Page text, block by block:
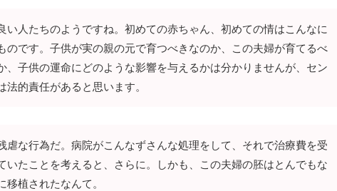
い人たちのようですね。初めての赤ちゃん、初めての情はこんなに
のです。子供が実の親の元で育つべきなのか、この夫婦が育てるべ
、子供の運命にどのような影響を与えるかは分かりませんが、セン
法的責任があると思います。
虐な行為だ。病院がこんなずさんな処理をして、それで治療費を受
いたことを考えると、さらに。しかも、この夫婦の胚はとんでもな
移植されたなんて。